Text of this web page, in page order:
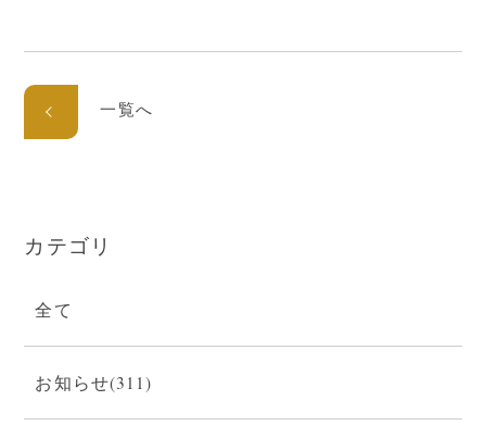
一覧へ
カテゴリ
全て
お知らせ(311)